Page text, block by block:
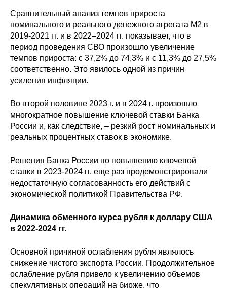
Сравнительный анализ темпов прироста
номинального и реального денежного агрегата М2 в
2019-2021 гг. и в 2022–2024 гг. показывает, что в
период проведения СВО произошло увеличение
темпов прироста: с 37,2% до 74,3% и с 11,3% до 27,5%
соответственно. Это явилось одной из причин
усиления инфляции.
Во второй половине 2023 г. и в 2024 г. произошло
многократное повышение ключевой ставки Банка
России и, как следствие, – резкий рост номинальных и
реальных процентных ставок в экономике.
Решения Банка России по повышению ключевой
ставки в 2023-2024 гг. еще раз продемонстрировали
недостаточную согласованность его действий с
экономической политикой Правительства РФ.
Динамика обменного курса рубля к доллару США
в 2022-2024 гг.
Основной причиной ослабления рубля являлось
снижение чистого экспорта России. Продолжительное
ослабление рубля привело к увеличению объемов
спекулятивных операций на бирже, что